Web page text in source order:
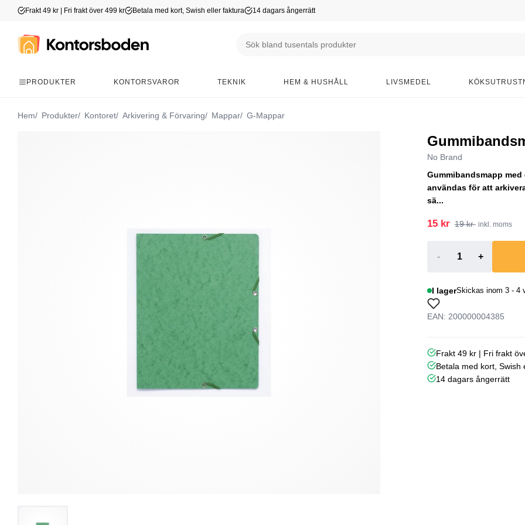
Frakt 49 kr | Fri frakt över 499 kr Betala med kort, Swish eller faktura 14 dagars ångerrätt
PRODUKTER KONTORSVAROR TEKNIK HEM & HUSHÅLL LIVSMEDEL
Hem Produkter Kontoret Arkivering & Förvaring Mappar G-Mappar
No Brand
Gummibandsmapp
användas för att
sä...
15 kr 19 kr inkl. moms
- +
I lagerSkickas inom 3 - 4
EAN: 200000004385
Frakt 49 kr | Fri frakt
Betala med kort, Swish
14 dagars ångerrätt